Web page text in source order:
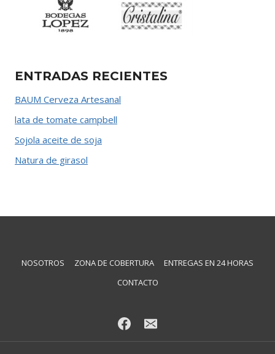
ENTRADAS RECIENTES
BAUM Cerveza Artesanal
lata de tomate campbell
Sojola aceite de soja
Natura de girasol
NOSOTROS ZONA DE COBERTURA
ENTREGAS EN 24 HORAS
CONTACTO